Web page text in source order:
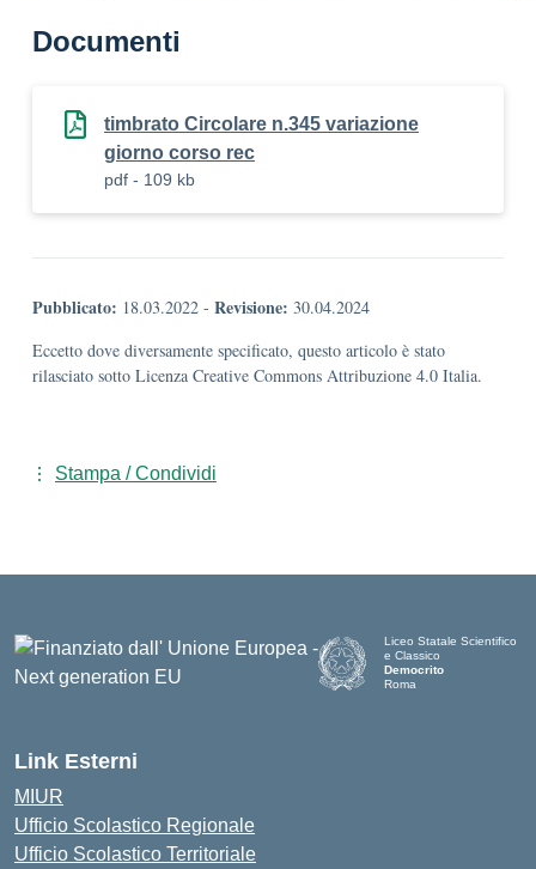
Documenti
timbrato Circolare n.345 variazione
giorno corso rec
pdf - 109 kb
Pubblicato: 18.03.2022 - Revisione: 30.04.2024
Eccetto dove diversamente specificato, questo articolo è stato
rilasciato sotto Licenza Creative Commons Attribuzione 4.0 Italia.
Stampa / Condividi
Liceo Statale Scientifico
e Classico
Democrito
Roma
Link Esterni
MIUR
Ufficio Scolastico Regionale
Ufficio Scolastico Territoriale